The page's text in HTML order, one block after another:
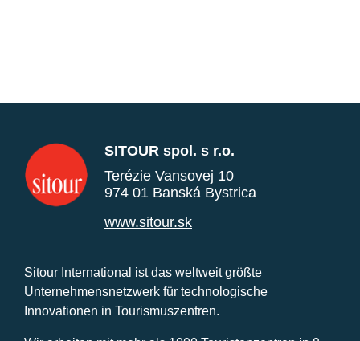
SITOUR spol. s r.o.
Terézie Vansovej 10
974 01 Banská Bystrica
www.sitour.sk
Sitour International ist das weltweit größte
Unternehmensnetzwerk für technologische
Innovationen in Tourismuszentren.